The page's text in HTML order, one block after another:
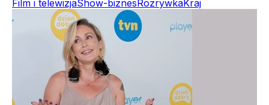
Film i telewizjaShow-biznes RozrywkaKraj